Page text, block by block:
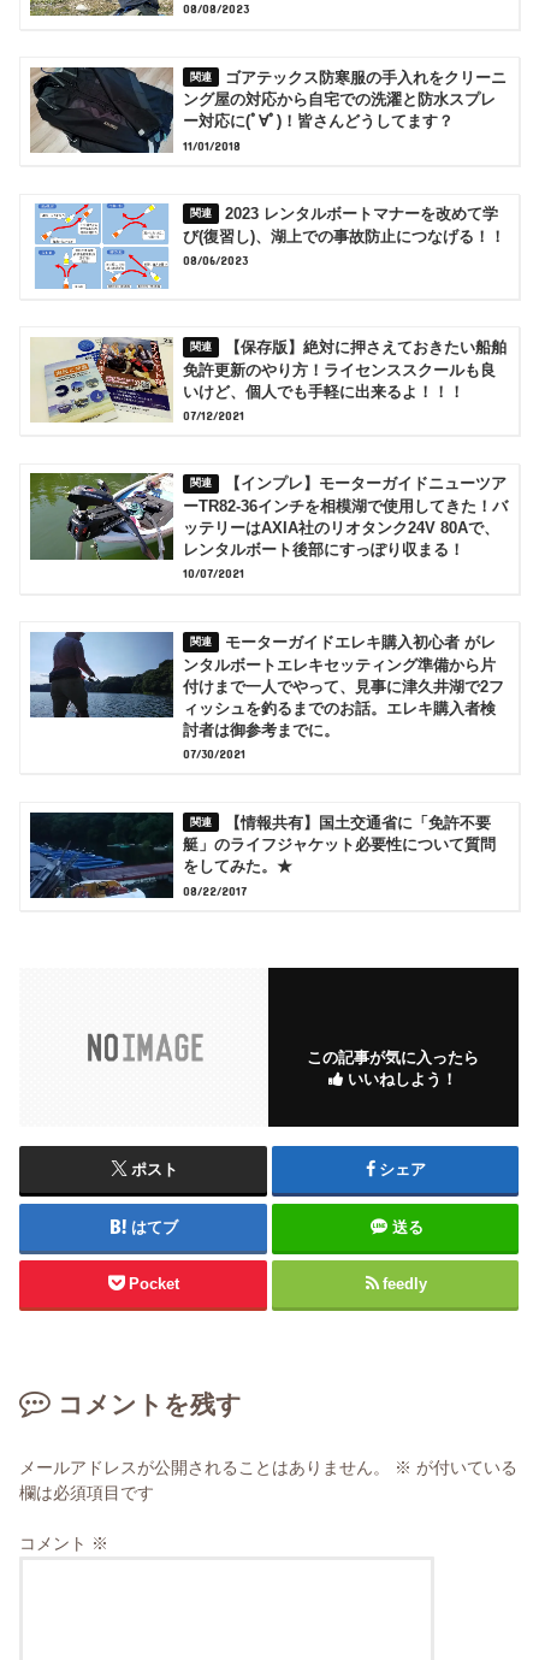
08/08/2023
ゴアテックス防寒服の手入れをクリーニ
ング屋の対応から自宅での洗濯と防水スプレ
ー対応に(ﾟ∀ﾟ)！皆さんどうしてます？
11/01/2018
2023 レンタルボートマナーを改めて学
び(復習し)、湖上での事故防止につなげる！！
08/06/2023
【保存版】絶対に押さえておきたい船舶
免許更新のやり方！ライセンススクールも良
いけど、個人でも手軽に出来るよ！！！
07/12/2021
【インプレ】モーターガイドニューツア
ーTR82-36インチを相模湖で使用してきた！バ
ッテリーはAXIA社のリオタンク24V 80Aで、
レンタルボート後部にすっぽり収まる！
10/07/2021
モーターガイドエレキ購入初心者 がレ
ンタルボートエレキセッティング準備から片
付けまで一人でやって、見事に津久井湖で2フ
ィッシュを釣るまでのお話。エレキ購入者検
討者は御参考までに。
07/30/2021
【情報共有】国土交通省に「免許不要
艇」のライフジャケット必要性について質問
をしてみた。★
08/22/2017
この記事が気に入ったら
いいねしよう！
ポスト シェア
はてブ 送る
Pocket feedly
コメントを残す
メールアドレスが公開されることはありません。 ※ が付いている
欄は必須項目です
コメント ※